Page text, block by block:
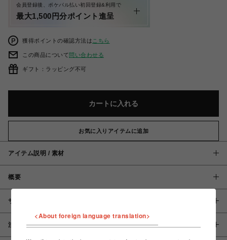
会員登録後、ポケパル払い初回登録&利用で
最大1,500円分ポイント進呈
獲得ポイントの確認方法は こちら
この商品について問い合わせる
ギフト：ラッピング不可
カートに入れる
お気に入りアイテムに追加
アイテム説明 / 素材
概要
サイズ
注意事項
<About foreign language translation>